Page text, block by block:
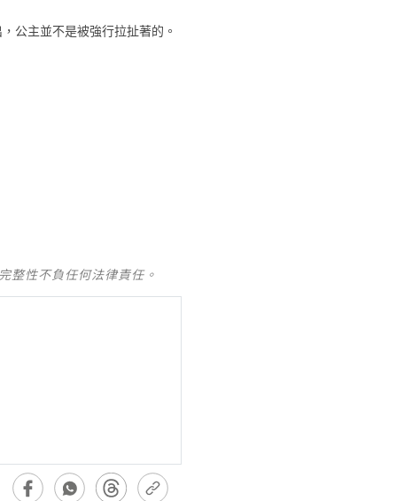
公主並不是被強行拉扯著的。
整性不負任何法律責任。